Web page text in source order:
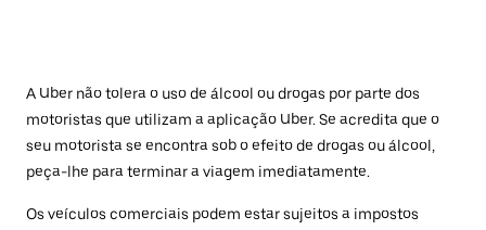
A Uber não tolera o uso de álcool ou drogas por parte dos
motoristas que utilizam a aplicação Uber. Se acredita que o
seu motorista se encontra sob o efeito de drogas ou álcool,
peça-lhe para terminar a viagem imediatamente.
Os veículos comerciais podem estar sujeitos a impostos